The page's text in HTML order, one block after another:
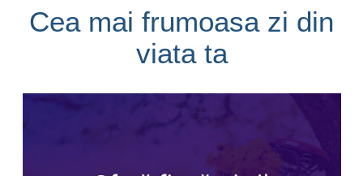
Cea mai frumoasa zi din
viata ta